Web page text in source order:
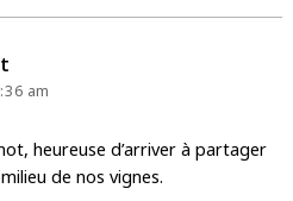
am
heureuse d’arriver à partager
de nos vignes.